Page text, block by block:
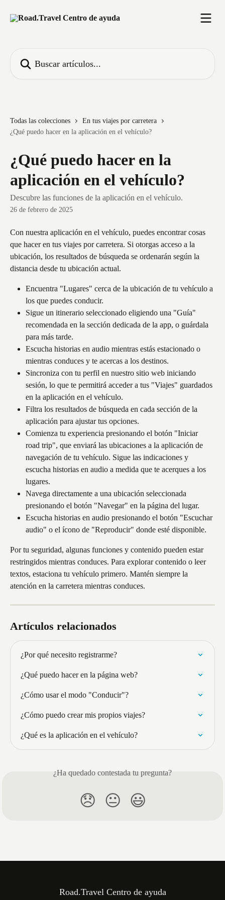
Todas las colecciones
En tus viajes por carretera
¿Qué puedo hacer en la aplicación en el vehículo?
¿Qué puedo hacer en la
aplicación en el vehículo?
Descubre las funciones de la aplicación en el vehículo.
26 de febrero de 2025
Con nuestra aplicación en el vehículo, puedes encontrar cosas
que hacer en tus viajes por carretera. Si otorgas acceso a la
ubicación, los resultados de búsqueda se ordenarán según la
distancia desde tu ubicación actual.
Encuentra "Lugares" cerca de la ubicación de tu vehículo a
los que puedes conducir.
Sigue un itinerario seleccionado eligiendo una "Guía"
recomendada en la sección dedicada de la app, o guárdala
para más tarde.
Escucha historias en audio mientras estás estacionado o
mientras conduces y te acercas a los destinos.
Sincroniza con tu perfil en nuestro sitio web iniciando
sesión, lo que te permitirá acceder a tus "Viajes" guardados
en la aplicación en el vehículo.
Filtra los resultados de búsqueda en cada sección de la
aplicación para ajustar tus opciones.
Comienza tu experiencia presionando el botón "Iniciar
road trip", que enviará las ubicaciones a la aplicación de
navegación de tu vehículo. Sigue las indicaciones y
escucha historias en audio a medida que te acerques a los
lugares.
Navega directamente a una ubicación seleccionada
presionando el botón "Navegar" en la página del lugar.
Escucha historias en audio presionando el botón "Escuchar
audio" o el ícono de "Reproducir" donde esté disponible.
Por tu seguridad, algunas funciones y contenido pueden estar
restringidos mientras conduces. Para explorar contenido o leer
textos, estaciona tu vehículo primero. Mantén siempre la
atención en la carretera mientras conduces.
Artículos relacionados
¿Por qué necesito registrarme?
¿Qué puedo hacer en la página web?
¿Cómo usar el modo "Conducir"?
¿Cómo puedo crear mis propios viajes?
¿Qué es la aplicación en el vehículo?
¿Ha quedado contestada tu pregunta?
😞 😐 😃
Road.Travel Centro de ayuda